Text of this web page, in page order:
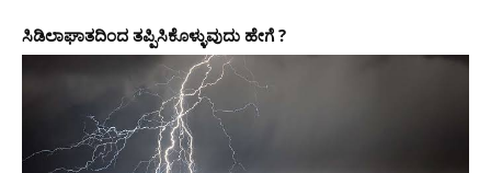
ಸಿಡಿಲಾಘಾತದಿಂದ ತಪ್ಪಿಸಿಕೊಳ್ಳುವುದು ಹೇಗೆ ?